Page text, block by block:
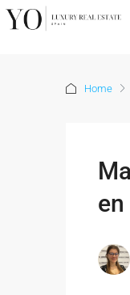
Home
en